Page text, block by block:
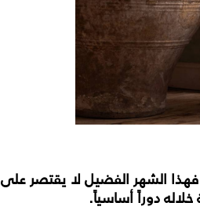
الشهر الفضيل لا يقتصر على
دوراً أساسياً.